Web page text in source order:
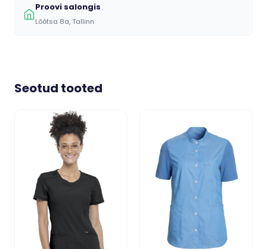
Proovi salongis
Lõõtsa 8a, Tallinn
Seotud tooted